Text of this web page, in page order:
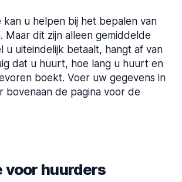
kan u helpen bij het bepalen van
Maar dit zijn alleen gemiddelde
u uiteindelijk betaalt, hangt af van
dat u huurt, hoe lang u huurt en
boekt. Voer uw gegevens in
bovenaan de pagina voor de
voor huurders